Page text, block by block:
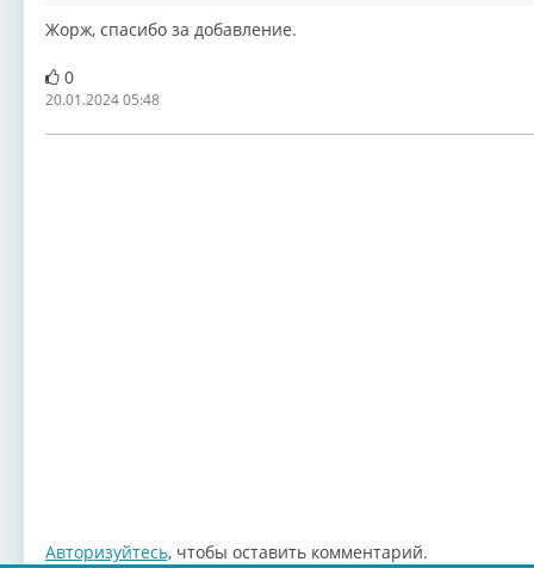
Жорж, спасибо за добавление.
0
20.01.2024 05:48
Авторизуйтесь, чтобы оставить комментарий.